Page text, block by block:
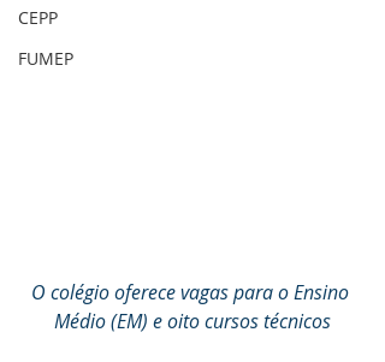
CEPP
FUMEP
O colégio oferece vagas para o Ensino
Médio (EM) e oito cursos técnicos